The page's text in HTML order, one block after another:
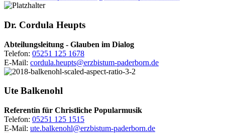
Dr. Cordula Heupts
Abteilungsleitung - Glauben im Dialog
Telefon: 05251 125 1678
E-Mail: cordula.heupts@erzbistum-paderborn.de
Ute Balkenohl
Referentin für Christliche Popularmusik
Telefon: 05251 125 1515
E-Mail: ute.balkenohl@erzbistum-paderborn.de